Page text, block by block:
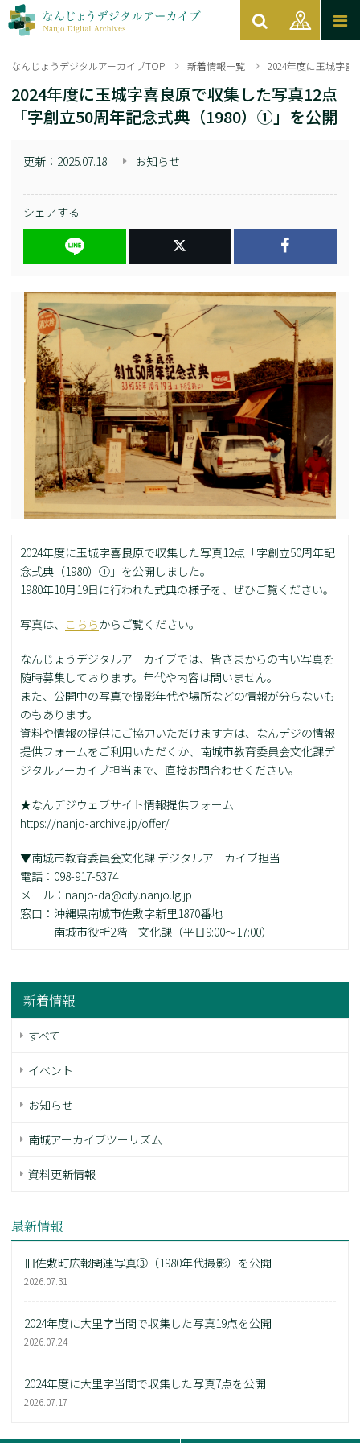
なんじょうデジタルアーカイブTOP 新着情報一覧 2024年度に玉城字
2024年度に玉城字喜良原で収集した写真12点
「字創立50周年記念式典（1980）①」を公開
更新： 2025.07.18 お知らせ
シェアする
2024年度に玉城字喜良原で収集した写真12点「字創立50周年記
念式典（1980）①」を公開しました。
1980年10月19日に行われた式典の様子を、ぜひご覧ください。
写真は、 こちらからご覧ください。
なんじょうデジタルアーカイブでは、皆さまからの古い写真を
随時募集しております。年代や内容は問いません。
また、公開中の写真で撮影年代や場所などの情報が分らないも
のもあります。
資料や情報の提供にご協力いただけます方は、なんデジの情報
提供フォームをご利用いただくか、南城市教育委員会文化課デ
ジタルアーカイブ担当まで、直接お問合わせください。
★なんデジウェブサイト情報提供フォーム
https://nanjo-archive.jp/offer/
▼南城市教育委員会文化課 デジタルアーカイブ担当
電話：098-917-5374
メール：nanjo-da@city.nanjo.lg.jp
窓口：沖縄県南城市佐敷字新里1870番地
南城市役所2階 文化課（平日9:00～17:00）
新着情報
すべて
イベント
お知らせ
南城アーカイブツーリズム
資料更新情報
最新情報
旧佐敷町広報関連写真③（1980年代撮影）を公開
2026.07.31
2024年度に大里字当間で収集した写真19点を公開
2026.07.24
2024年度に大里字当間で収集した写真7点を公開
2026.07.17